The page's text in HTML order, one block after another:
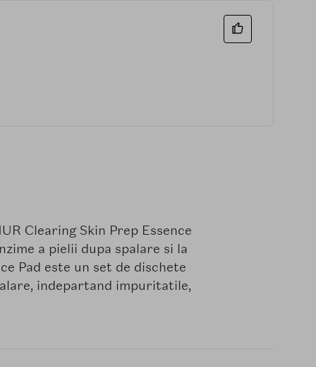
Clearing Skin Prep Essence
a pielii dupa spalare si la
Pad este un set de dischete
indepartand impuritatile,